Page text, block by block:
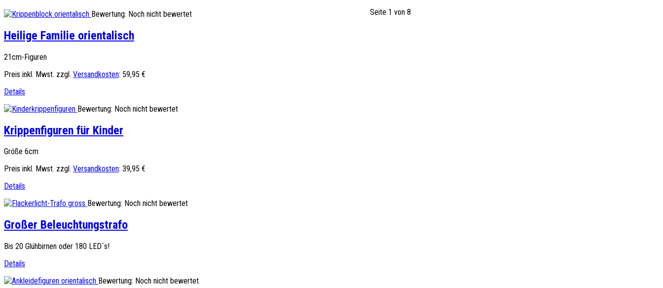
Seite 1 von 8
Bewertung: Noch nicht bewertet
Heilige Familie orientalisch
21cm-Figuren
Preis inkl. Mwst. zzgl. Versandkosten: 59,95 €
Details
Bewertung: Noch nicht bewertet
Krippenfiguren für Kinder
Größe 6cm
Preis inkl. Mwst. zzgl. Versandkosten: 39,95 €
Details
Bewertung: Noch nicht bewertet
Großer Beleuchtungstrafo
Bis 20 Glühbirnen oder 180 LED´s!
Details
Bewertung: Noch nicht bewertet